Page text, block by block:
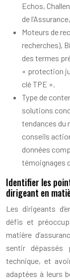
Echos,
de
Moteurs de
recherches),
des termes
« protection
clé TPE ».
Type de
solutions
tendances du
conseils
données
témoignages
Identifier les
dirigeant en
Les dirigeants
défis et
matière
sentir
technique, et
adaptées à leurs